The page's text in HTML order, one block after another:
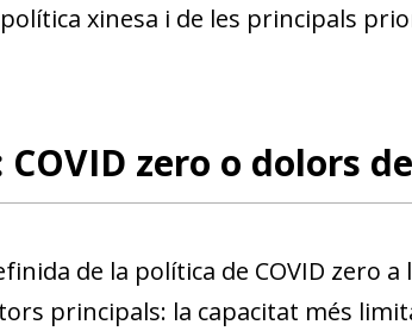
política xinesa i de les principals
zero o dolors
de la política de COVID zero
principals: la capacitat més